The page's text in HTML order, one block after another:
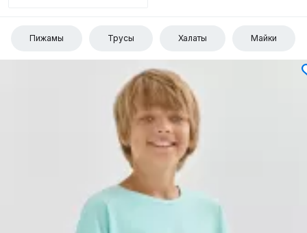
Пижамы Трусы Халаты Майки